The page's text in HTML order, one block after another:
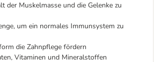
der Muskelmasse und die Gelenke zu
um ein normales Immunsystem zu
die Zahnpflege fördern
Vitaminen und Mineralstoffen